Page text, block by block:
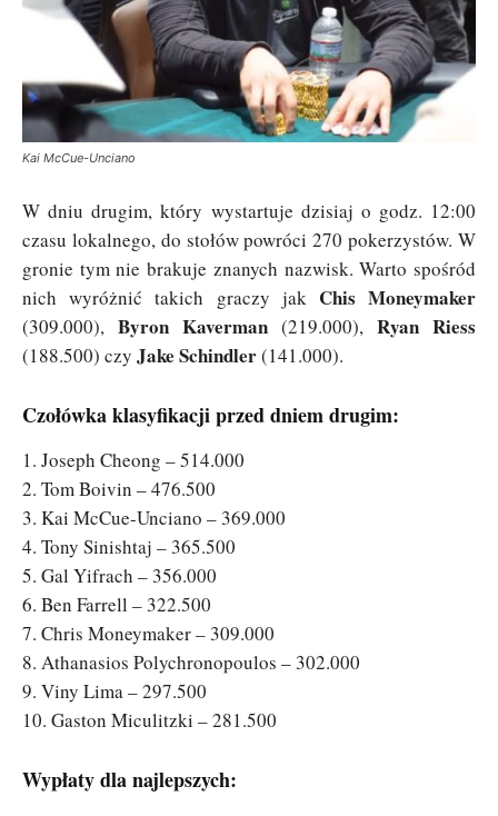
Kai McCue-Unciano
W dniu drugim, który wystartuje dzisiaj o godz. 12:00
czasu lokalnego, do stołów powróci 270 pokerzystów. W
gronie tym nie brakuje znanych nazwisk. Warto spośród
nich wyróżnić takich graczy jak Chis Moneymaker
(309.000), Byron Kaverman (219.000), Ryan Riess
(188.500) czy Jake Schindler(141.000).
Czołówka klasyfikacji przed dniem drugim:
1. Joseph Cheong – 514.000
2. Tom Boivin – 476.500
3. Kai McCue-Unciano – 369.000
4. Tony Sinishtaj – 365.500
5. Gal Yifrach – 356.000
6. Ben Farrell – 322.500
7. Chris Moneymaker – 309.000
8. Athanasios Polychronopoulos – 302.000
9. Viny Lima – 297.500
10. Gaston Miculitzki – 281.500
Wypłaty dla najlepszych: